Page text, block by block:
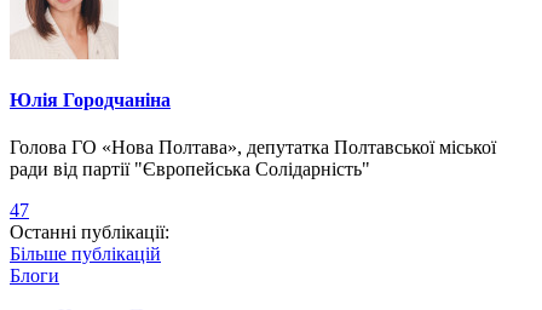
Юлія Городчаніна
Голова ГО «Нова Полтава», депутатка Полтавської міської
ради від партії "Європейська Солідарність"
47
Останні публікації:
Більше публікацій
Блоги